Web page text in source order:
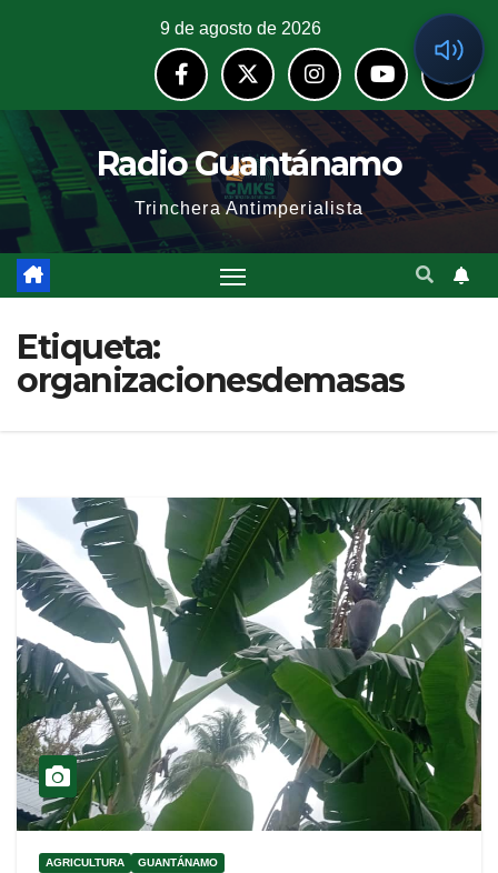
9 de agosto de 2026
Radio Guantánamo
Trinchera Antimperialista
Etiqueta:
organizacionesdemasas
AGRICULTURA GUANTÁNAMO